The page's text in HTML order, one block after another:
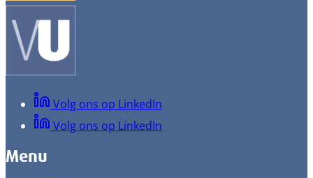
Volg ons op LinkedIn
Volg ons op LinkedIn
Menu